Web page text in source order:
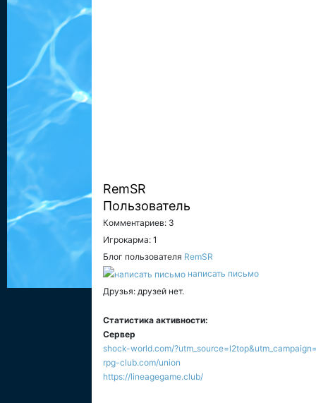
RemSR
Пользователь
Комментариев: 3
Игрокарма: 1
Блог пользователя RemSR
написать письмо
Друзья: друзей нет.
Статистика активности:
Сервер
shock-world.com/
rpg-club.com/union
https://lineagegame.club/